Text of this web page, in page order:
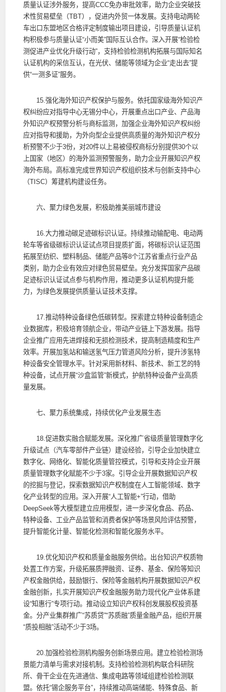
质量认证涉外服务，提高CCC免办审批效率，助力企业突破技
术性贸易壁垒（TBT），促进内外贸一体发展。支持电动两轮
车出口东盟地区合格评定制度输出项目建设，引导质量认证机
构积极参与质量认证“小而美”国际互认合作。深入开展“检验检
测促进产业优化升级行动”，支持检验检测机构拓展与国际知名
认证机构的采信互认，在光伏、储能等领域为企业“走出去”提
供“一测多证”服务。
15.强化海外知识产权保护与服务。依托国家级海外知识产
权纠纷应对指导中心无锡分中心，开展重点出口产业、产品海
外知识产权预警分析与商标监测，加强企业海外知识产权纠纷
应对指导和援助，为外向型企业提供高质量的海外知识产权分
析预警不少于3份，对20件以上易被侵权商标分别提供30个以
上国家（地区）的海外监测预警服务，助力企业开展知识产权
海外布局。高标准完成世界知识产权组织技术与创新支持中心
（TISC）筹建机构建设任务。
六、聚力绿色发展，积极助推美丽城市建设
16.大力推动碳足迹碳标识认证。持续推动输配电、电动两
轮车等省级碳标识认证试点项目提质扩面，将碳标识认证范围
拓展至纺织、塑料制品、储能产品等8个江苏省重点行业产品
类别，助力企业有效应对绿色贸易壁垒。充分发挥国家产品碳
足迹标识认证试点参与机构作用，推动更多认证机构提升能
力，为绿色发展提供质量认证技术支撑。
17.推动特种设备绿色低碳转型。探索建立特种设备制造企
业数据库，积极培育领航企业，带动产业链上下游发展。指导
企业推广应用先进焊接和无损检测技术，提高制造精度和生产
效率。开展加氢站和输送氢气压力管道风险分析，提升涉氢特
种设备安全管理水平。针对采用新材料、新技术、新工艺的特
种设备，试点开展“沙盒监管”新模式，护航特种设备产业高质
量发展。
七、聚力系统集成，持续优化产业发展生态
18.促进数实融合赋能发展。深化推广省级质量管理数字化
升级试点（汽车零部件产业链）建设经验，引导企业加快建立
数字化、网络化、智能化质量管控模式，引导和支持企业开展
质量管理数字化赋能不少于3家。引导企业开展数据知识产权
的挖掘与登记，探索数据知识产权制度在人工智能领域、数字
化产业转型的应用。深入开展“人工智能+”行动，借助
DeepSeek等大模型建立应用模型，进一步深化食品、药品、
特种设备、工业产品监管和消费者保护等场景风险评估预警，
提升智能化计量、智能化检测和智能化服务水平。
19.优化知识产权和质量金融服务供给。出台知识产权质物
处置工作方案，升级拓展质押融资、证券、基金、保险等知识
产权金融供给，鼓励银行、保险等金融机构开展数据知识产权
金融创新，扎实开展知识产权金融服务助力现代化产业体系建
设“知惠行”专项行动。推动设立知识产权科创发展股权投资基
金。分产业集群推广“苏质贷”“苏质融”质量金融产品，组织开展
“质投相融”活动不少于3场。
20.加强检验检测机构服务创新场景应用。建立检验检测场
景能力清单与需求对接机制。支持检验检测机构联合科研院
所、骨干企业在先进通信、集成电路等领域组建检验检测联
盟。依托“锡企服务平台”，持续推动高端储能、特殊食品、新